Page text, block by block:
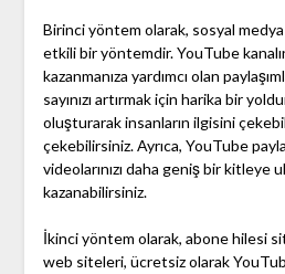
Birinci yöntem olarak, sosyal medya
etkili bir yöntemdir. YouTube
kazanmanıza yardımcı olan
sayınızı artırmak için harika bir
oluşturarak insanların ilgisini
çekebilirsiniz. Ayrıca, YouTube
videolarınızı daha geniş bir kitleye
kazanabilirsiniz.
İkinci yöntem olarak, abone hilesi
web siteleri, ücretsiz olarak